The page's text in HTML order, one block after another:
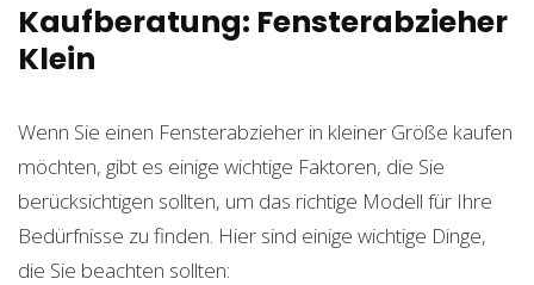
Kaufberatung: Fensterabzieher
Klein
Wenn Sie einen Fensterabzieher in kleiner Größe kaufen
möchten, gibt es einige wichtige Faktoren, die Sie
berücksichtigen sollten, um das richtige Modell für Ihre
Bedürfnisse zu finden. Hier sind einige wichtige Dinge,
die Sie beachten sollten: